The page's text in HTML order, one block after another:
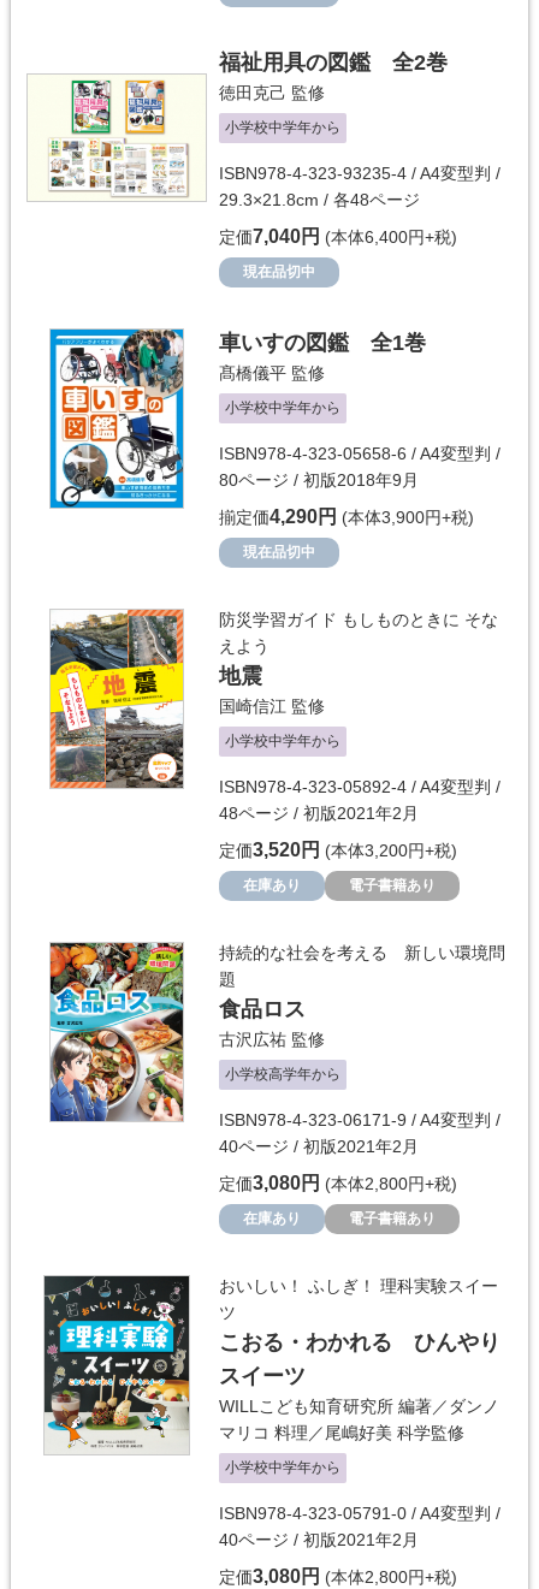
福祉用具の図鑑 全2巻
徳田克己 監修
小学校中学年から
ISBN978-4-323-93235-4 / A4変型判 /
29.3×21.8cm / 各48ページ
定価7,040円 (本体6,400円+税)
現在品切中
車いすの図鑑 全1巻
髙橋儀平 監修
小学校中学年から
ISBN978-4-323-05658-6 / A4変型判 /
80ページ / 初版2018年9月
揃定価4,290円 (本体3,900円+税)
現在品切中
防災学習ガイド もしものときに そな
えよう
地震
国崎信江 監修
小学校中学年から
ISBN978-4-323-05892-4 / A4変型判 /
48ページ / 初版2021年2月
定価3,520円 (本体3,200円+税)
在庫あり 電子書籍あり
持続的な社会を考える 新しい環境問
題
食品ロス
古沢広祐 監修
小学校高学年から
ISBN978-4-323-06171-9 / A4変型判 /
40ページ / 初版2021年2月
定価3,080円 (本体2,800円+税)
在庫あり 電子書籍あり
おいしい！ ふしぎ！ 理科実験スイー
ツ
こおる・わかれる ひんやり
スイーツ
WILLこども知育研究所 編著／ ダンノ
マリコ 料理／尾嶋好美 科学監修
小学校中学年から
ISBN978-4-323-05791-0 / A4変型判 /
40ページ / 初版2021年2月
定価3,080円 (本体2,800円+税)